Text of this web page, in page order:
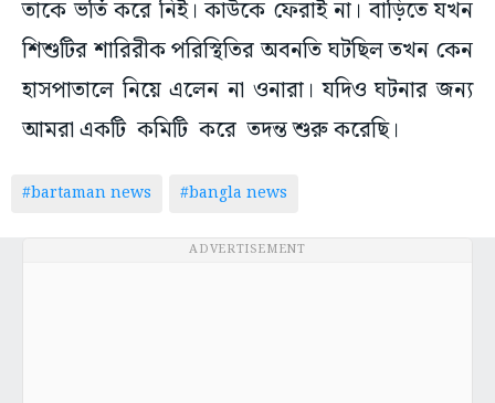
তাকে ভর্তি করে নিই। কাউকে ফেরাই না। বাড়িতে যখন
শিশুটির শারিরীক পরিস্থিতির অবনতি ঘটছিল তখন কেন
হাসপাতালে নিয়ে এলেন না ওনারা। যদিও ঘটনার জন্য
আমরা একটি কমিটি করে তদন্ত শুরু করেছি।
#bartaman news #bangla news
ADVERTISEMENT